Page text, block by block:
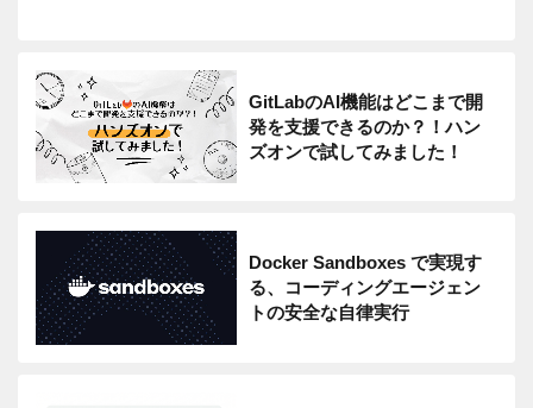
GitLabのAI機能はどこまで開
発を支援できるのか？！ハン
ズオンで試してみました！
Docker Sandboxes で実現す
る、コーディングエージェン
トの安全な自律実行